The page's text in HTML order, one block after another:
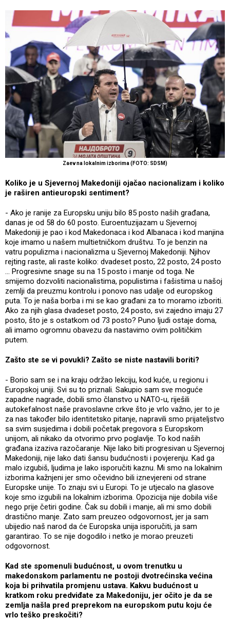
Zaev na lokalnim izborima (FOTO: SDSM)
Koliko je u Sjevernoj Makedoniji ojačao nacionalizam i koliko
je raširen antieuropski sentiment?
- Ako je ranije za Europsku uniju bilo 85 posto naših građana,
danas je od 58 do 60 posto. Euroentuzijazam u Sjevernoj
Makedoniji je pao i kod Makedonaca i kod Albanaca i kod manjina
koje imamo u našem multietničkom društvu. To je benzin na
vatru populizma i nacionalizma u Sjevernoj Makedoniji. Njihov
rejting raste, ali raste koliko: dvadeset posto, 22 posto, 24 posto
... Progresivne snage su na 15 posto i manje od toga. Ne
smijemo dozvoliti nacionalistima, populistima i fašistima u našoj
zemlji da preuzmu kontrolu i ponovo nas udalje od europskog
puta. To je naša borba i mi se kao građani za to moramo izboriti.
Ako za njih glasa dvadeset posto, 24 posto, svi zajedno imaju 27
posto, što je s ostatkom od 73 posto? Puno ljudi ostaje doma,
ali imamo ogromnu obavezu da nastavimo ovim političkim
putem.
Zašto ste se vi povukli? Zašto se niste nastavili boriti?
- Borio sam se i na kraju održao lekciju, kod kuće, u regionu i
Europskoj uniji. Svi su to priznali. Sakupio sam sve moguće
zapadne nagrade, dobili smo članstvo u NATO-u, riješili
autokefalnost naše pravoslavne crkve što je vrlo važno, jer to je
za nas također bilo identitetsko pitanje, napravili smo prijateljstvo
sa svim susjedima i dobili početak pregovora s Europskom
unijom, ali nikako da otvorimo prvo poglavlje. To kod naših
građana izaziva razočaranje. Nije lako biti progresivan u Sjevernoj
Makedoniji, nije lako dati šansu budućnosti i povjerenju. Kad ga
malo izgubiš, ljudima je lako isporučiti kaznu. Mi smo na lokalnim
izborima kažnjeni jer smo očevidno bili iznevjereni od strane
Europske unije. To znaju svi u Europi. To je utjecalo na glasove
koje smo izgubili na lokalnim izborima. Opozicija nije dobila više
nego prije četiri godine. Čak su dobili i manje, ali mi smo dobili
drastično manje. Zato sam preuzeo odgovornost, jer ja sam
ubijedio naš narod da će Europska unija isporučiti, ja sam
garantirao. To se nije dogodilo i netko je morao preuzeti
odgovornost.
Kad ste spomenuli budućnost, u ovom trenutku u
makedonskom parlamentu ne postoji dvotrećinska većina
koja bi prihvatila promjenu ustava. Kakvu budućnost u
kratkom roku predviđate za Makedoniju, jer očito je da se
zemlja našla pred preprekom na europskom putu koju će
vrlo teško preskočiti?